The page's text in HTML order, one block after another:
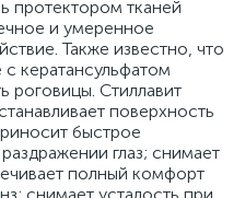
протектором тканей
и умеренное
Также известно, что
кератансульфатом
роговицы. Стиллавит
поверхность
быстрое
глаз; снимает
полный комфорт